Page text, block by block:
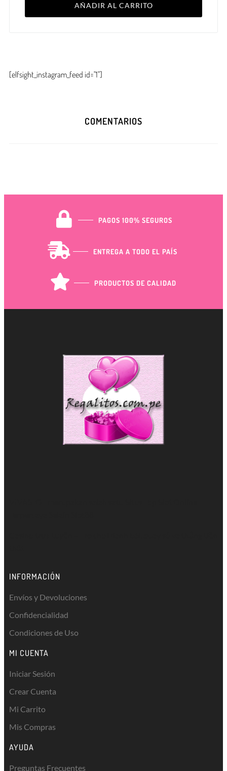
AÑADIR AL CARRITO
[elfsight_instagram_feed id="1"]
COMENTARIOS
PAGOS 100% SEGUROS
ENTREGA A TODO EL PAÍS
PRODUCTOS DE CALIDAD
INFORMACIÓN
Envíos y Devoluciones
Confidencialidad
Condiciones de Uso
MI CUENTA
Iniciar Sesión
Crear Cuenta
Mi Carrito
Mis Compras
AYUDA
Preguntas Frecuentes